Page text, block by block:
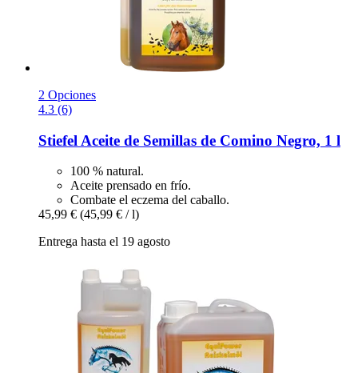
2 Opciones
4.3 (6)
Stiefel Aceite de Semillas de Comino Negro, 1 l
100 % natural.
Aceite prensado en frío.
Combate el eczema del caballo.
45,99 € (45,99 € / l)
Entrega hasta el 19 agosto